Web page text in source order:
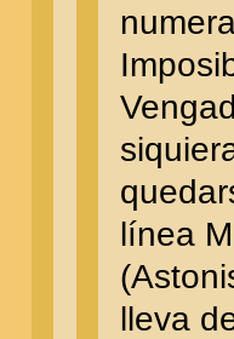
línea
lleva